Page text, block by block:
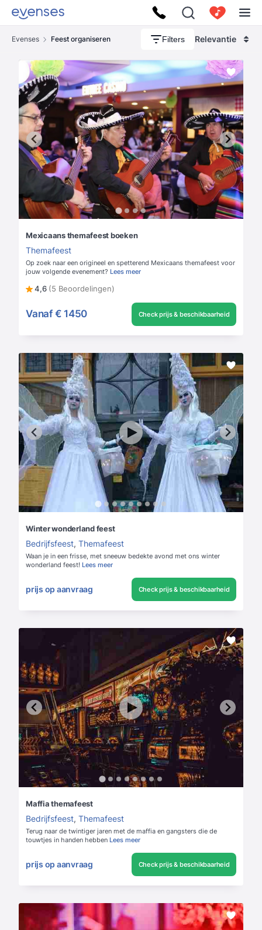
Evenses Feest organiseren Filters Relevantie
Mexicaans themafeest boeken
Themafeest
Op zoek naar een origineel en spetterend Mexicaans themafeest voor
jouw volgende evenement? Lees meer
4,6 (5 Beoordelingen)
Vanaf € 1450 Check prijs & beschikbaarheid
Winter wonderland feest
Bedrijfsfeest, Themafeest
Waan je in een frisse, met sneeuw bedekte avond met ons winter
wonderland feest! Lees meer
prijs op aanvraag Check prijs & beschikbaarheid
Maffia themafeest
Bedrijfsfeest, Themafeest
Terug naar de twintiger jaren met de maffia en gangsters die de
touwtjes in handen hebben Lees meer
prijs op aanvraag Check prijs & beschikbaarheid